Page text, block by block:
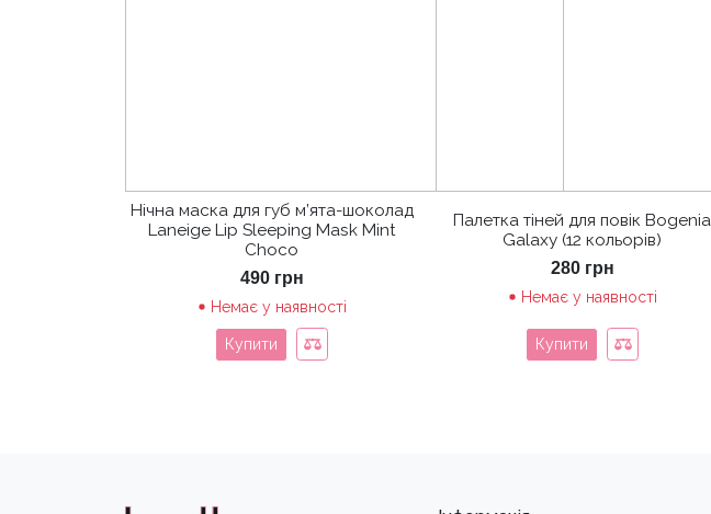
Нічна маска для губ м’ята-шоколад
Laneige Lip Sleeping Mask Mint
Choco
490 грн
Немає у наявності
Купити
Палетка тіней для повік Bogenia
Galaxy (12 кольорів)
280 грн
Немає у наявності
Купити